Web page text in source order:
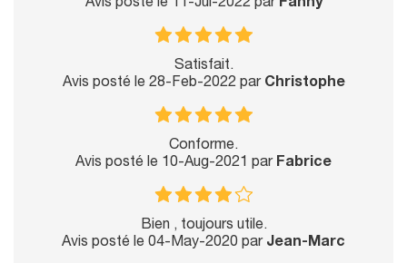
Avis posté le 11-Jul-2022 par Fanny
Satisfait.
Avis posté le 28-Feb-2022 par Christophe
Conforme.
Avis posté le 10-Aug-2021 par Fabrice
Bien , toujours utile.
Avis posté le 04-May-2020 par Jean-Marc